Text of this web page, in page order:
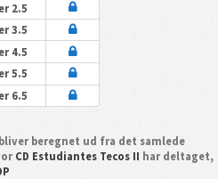
2.5
3.5
4.5
5.5
6.5
beregnet ud fra det samlede
CD Estudiantes Tecos II har deltaget,